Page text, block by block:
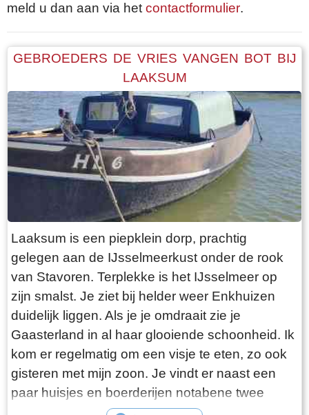
meld u dan aan via hetcontactformulier.
GEBROEDERS DE VRIES VANGEN BOT BIJ
LAAKSUM
Laaksum is een piepklein dorp, prachtig
gelegen aan de IJsselmeerkust onder de rook
van Stavoren. Terplekke is het IJsselmeer op
zijn smalst. Je ziet bij helder weer Enkhuizen
duidelijk liggen. Als je je omdraait zie je
Gaasterland in al haar glooiende schoonheid. Ik
kom er regelmatig om een visje te eten, zo ook
gisteren met mijn zoon. Je vindt er naast een
paar huisjes en boerderijen notabene twee
visrestaurants op steenworp afstand van elkaar.